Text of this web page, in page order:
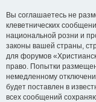
Вы соглашаетесь не
клеветнических
национальной розни и
законы вашей страны,
для форумов
право. Попытки
немедленному
будет поставлен в
всех сообщений